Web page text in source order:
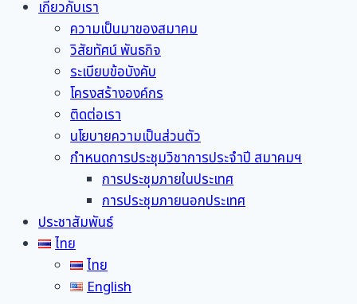
เกี่ยวกับเรา
ความเป็นมาของสมาคม
วิสัยทัศน์ พันธกิจ
ระเบียบข้อบังคับ
โครงสร้างองค์กร
ติดต่อเรา
นโยบายความเป็นส่วนตัว
กำหนดการประชุมวิชาการประจำปี สมาคมฯ
การประชุมภายในประเทศ
การประชุมภายนอกประเทศ
ประชาสัมพันธ์
ไทย
ไทย
English